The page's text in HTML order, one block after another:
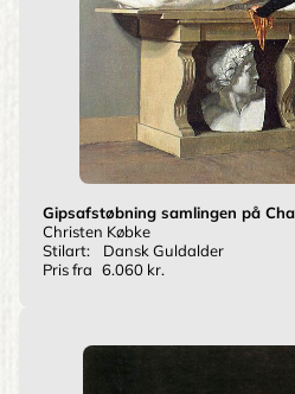
Gipsafstøbning samlingen på
Christen Købke
Stilart:
Dansk Guldalder
Pris fra 6.060 kr.